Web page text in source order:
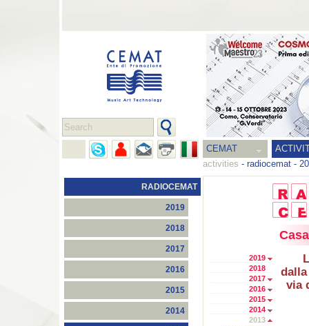
CEMAT
activities - radiocemat -
RADIOCEMAT
2019
2018
2017
2016
2015
2014
2019
2018
2017
2016
2015
2014
2013
via